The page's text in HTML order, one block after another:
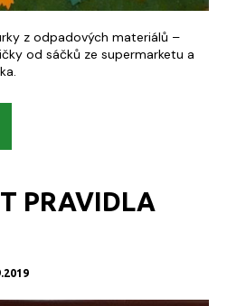
z odpadových materiálů –
od sáčků ze supermarketu a
PRAVIDLA